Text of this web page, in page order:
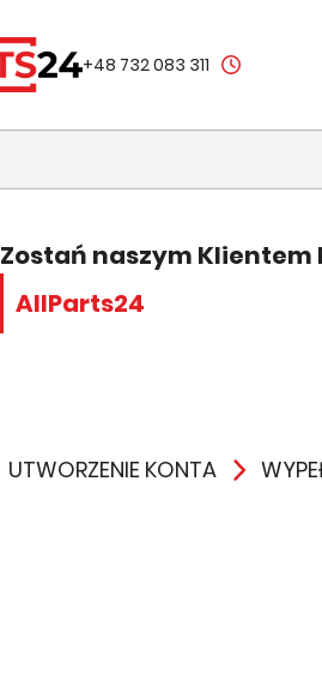
+48 732 083 311
Zostań naszym
AllParts24
UTWORZENIE KONTA